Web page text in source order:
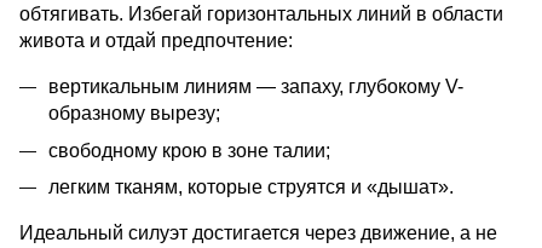
обтягивать. Избегай горизонтальных линий в области
живота и отдай предпочтение:
вертикальным линиям — запаху, глубокому V-
образному вырезу;
свободному крою в зоне талии;
легким тканям, которые струятся и «дышат».
Идеальный силуэт достигается через движение, а не